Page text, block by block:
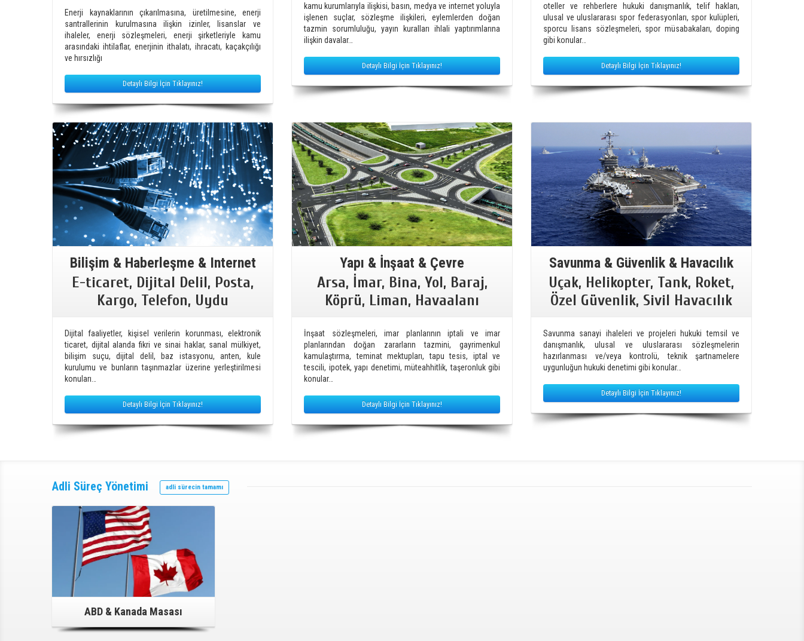
Enerji kaynaklarının çıkarılmasına, üretilmesine, enerji
santrallerinin kurulmasına ilişkin izinler, lisanslar ve
ihaleler, enerji sözleşmeleri, enerji şirketleriyle kamu
arasındaki ihtilaflar, enerjinin ithalatı, ihracatı, kaçakçılığı
ve hırsızlığı
Detaylı Bilgi İçin Tıklayınız!
kamu kurumlarıyla ilişkisi, basın, medya ve internet yoluyla
işlenen suçlar, sözleşme ilişkileri, eylemlerden doğan
tazmin sorumluluğu, yayın kuralları ihlali yaptırımlarına
ilişkin davalar…
Detaylı Bilgi İçin Tıklayınız!
oteller ve rehberlere hukuki danışmanlık, telif hakları,
ulusal ve uluslararası spor federasyonları, spor kulüpleri,
sporcu lisans sözleşmeleri, spor müsabakaları, doping
gibi konular…
Detaylı Bilgi İçin Tıklayınız!
Bilişim & Haberleşme & Internet
E-ticaret, Dijital Delil, Posta,
Kargo, Telefon, Uydu
Dijital faaliyetler, kişisel verilerin korunması, elektronik
ticaret, dijital alanda fikri ve sinai haklar, sanal mülkiyet,
bilişim suçu, dijital delil, baz istasyonu, anten, kule
kurulumu ve bunların taşınmazlar üzerine yerleştirilmesi
konuları…
Detaylı Bilgi İçin Tıklayınız!
Yapı & İnşaat & Çevre
Arsa, İmar, Bina, Yol, Baraj,
Köprü, Liman, Havaalanı
İnşaat sözleşmeleri, imar planlarının iptali ve imar
planlarından doğan zararların tazmini, gayrimenkul
kamulaştırma, teminat mektupları, tapu tesis, iptal ve
tescili, ipotek, yapı denetimi, müteahhitlik, taşeronluk gibi
konular…
Detaylı Bilgi İçin Tıklayınız!
Savunma & Güvenlik & Havacılık
Uçak, Helikopter, Tank, Roket,
Özel Güvenlik, Sivil Havacılık
Savunma sanayi ihaleleri ve projeleri hukuki temsil ve
danışmanlık, ulusal ve uluslararası sözleşmelerin
hazırlanması ve/veya kontrolü, teknik şartnamelere
uygunluğun hukuki denetimi gibi konular…
Detaylı Bilgi İçin Tıklayınız!
Adli Süreç Yönetimi adli sürecin tamamı
Detaylı Bilgi İçin Tıklayınız!
ABD & Kanada Masası